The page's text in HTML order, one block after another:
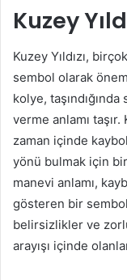
Kuzey
Kuzey Yıldızı,
sembol olarak
kolye,
verme anlamı
zaman içinde
yönü bulmak için bir
manevi anlamı,
gösteren bir sembol
belirsizlikler ve
arayışı içinde